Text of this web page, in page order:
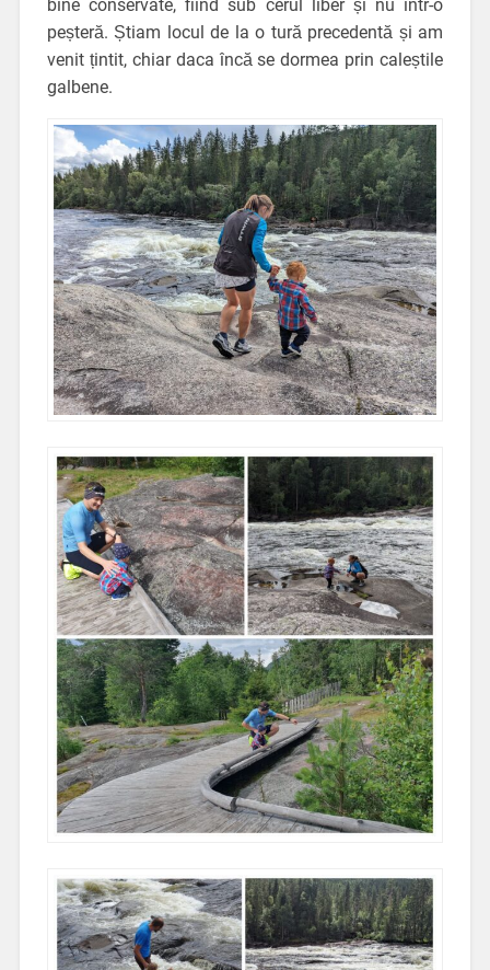
bine conservate, fiind sub cerul liber și nu într-o
peșteră. Știam locul de la o tură precedentă și am
venit țintit, chiar daca încă se dormea prin caleștile
galbene.